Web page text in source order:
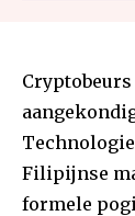
Cryptobeurs
Filipijnse
formele